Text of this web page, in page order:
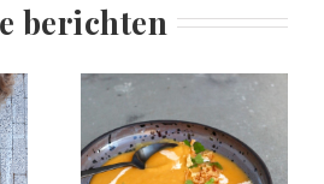
berichten